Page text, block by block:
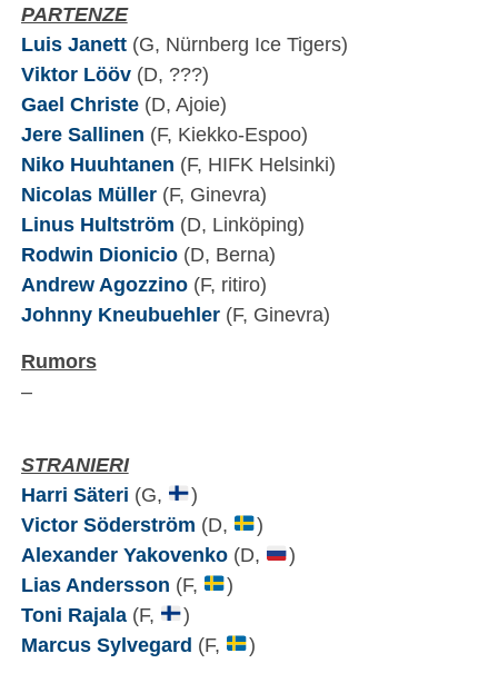
PARTENZE
Luis Janett(G, Nürnberg Ice Tigers)
Viktor Lööv(D, ???)
Gael Christe(D, Ajoie)
Jere Sallinen (F, Kiekko-Espoo)
Niko Huuhtanen (F, HIFK Helsinki)
Nicolas Müller(F, Ginevra)
Linus Hultström (D, Linköping)
Rodwin Dionicio(D, Berna)
Andrew Agozzino(F, ritiro)
Johnny Kneubuehler(F, Ginevra)
Rumors
–
STRANIERI
Harri Säteri (G,
)
Victor Söderström (D,
)
Alexander Yakovenko(D,
)
Lias Andersson (F,
)
Toni Rajala(F,
)
Marcus Sylvegard (F, )